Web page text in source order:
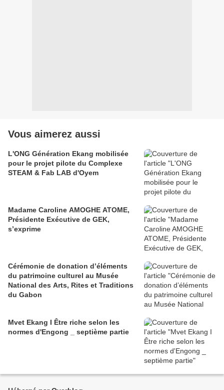
Vous aimerez aussi
L'ONG Génération Ekang mobilisée
pour le projet pilote du Complexe
STEAM & Fab LAB d'Oyem
Madame Caroline AMOGHE ATOME,
Présidente Exécutive de GEK,
s’exprime
Cérémonie de donation d’éléments
du patrimoine culturel au Musée
National des Arts, Rites et Traditions
du Gabon
Mvet Ekang I Être riche selon les
normes d'Engong _ septième partie